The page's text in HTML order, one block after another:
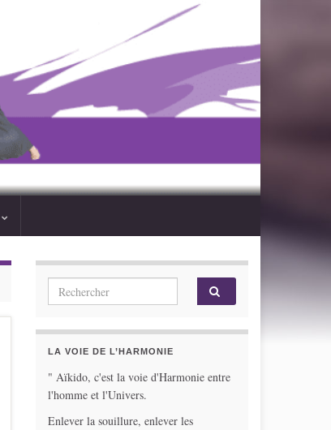
Search for:
LA VOIE DE L’HARMONIE
" Aïkido, c'est la voie d'Harmonie entre
l'homme et l'Univers.
Enlever la souillure, enlever les